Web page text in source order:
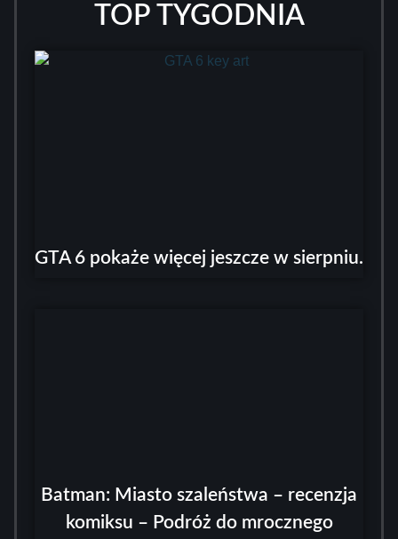
TOP TYGODNIA
GTA 6 pokaże więcej jeszcze w sierpniu.
Batman: Miasto szaleństwa – recenzja
komiksu – Podróż do mrocznego